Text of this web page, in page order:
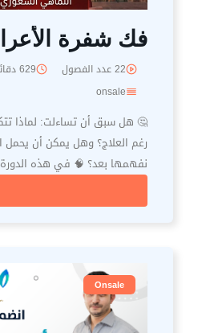
فك شفرة
22 عدد الفصول 629 دقائق
onsale
🤔 هل سبق أن تساءلت: لماذا
رغم العلاج؟ وهل يمكن أن يحمل
نفهمها بعد؟ 🧠 في هذه
Onsale